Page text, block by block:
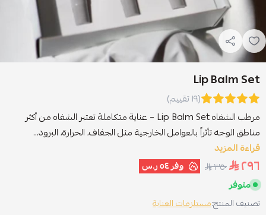
Lip Balm Set
(١٩ تقييم)
مرطب الشفاه Lip Balm Set – عناية متكاملة تعتبر الشفاه من أكثر
مناطق الوجه تأثراً بالعوامل الخارجية مثل الجفاف، الحرارة، البرود...
قراءة المزيد
٢٩٦ ٣٥٠ وفر٥٤ ر.س
متوفر
تصنيف المنتج:مستلزمات العناية